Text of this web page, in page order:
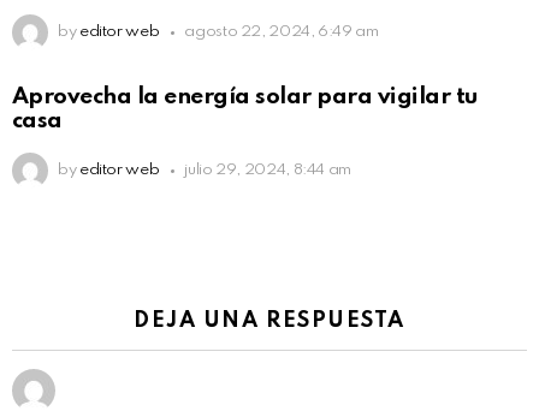
by editor web agosto 22, 2024, 6:49 am
Aprovecha la energía solar para vigilar tu
casa
by editor web julio 29, 2024, 8:44 am
DEJA UNA RESPUESTA